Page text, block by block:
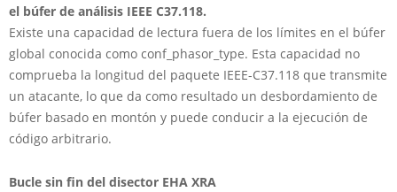
el búfer de análisis IEEE C37.118.
Existe una capacidad de lectura fuera de los límites en el búfer
global conocida como conf_phasor_type. Esta capacidad no
comprueba la longitud del paquete IEEE-C37.118 que transmite
un atacante, lo que da como resultado un desbordamiento de
búfer basado en montón y puede conducir a la ejecución de
código arbitrario.
Bucle sin fin del disector EHA XRA